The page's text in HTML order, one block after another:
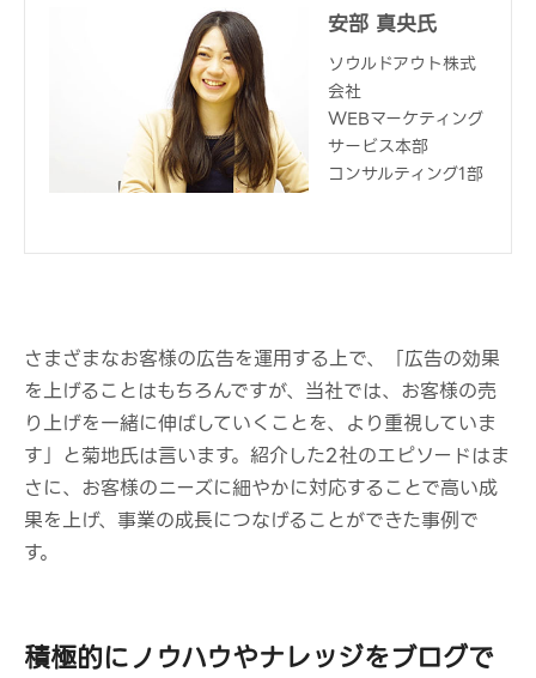
安部 真央氏
ソウルドアウト株式
会社
WEBマーケティング
サービス本部
コンサルティング1部
さまざまなお客様の広告を運用する上で、「広告の効果
を上げることはもちろんですが、当社では、お客様の売
り上げを一緒に伸ばしていくことを、より重視していま
す」と菊地氏は言います。紹介した2社のエピソードはま
さに、お客様のニーズに細やかに対応することで高い成
果を上げ、事業の成長につなげることができた事例で
す。
積極的にノウハウやナレッジをブログで